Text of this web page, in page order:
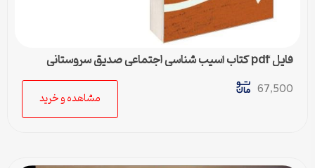
فایل pdf کتاب آسیب شناسی اجتماعی صدیق سروستانی
67,500
مشاهده و خرید